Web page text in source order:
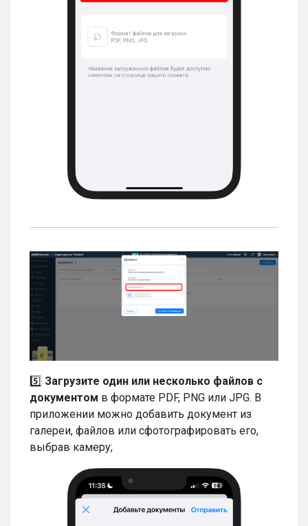
5️⃣ Загрузите один или несколько файлов с
документом в формате PDF, PNG или JPG. В
приложении можно добавить документ из
галереи, файлов или сфотографировать его,
выбрав камеру;